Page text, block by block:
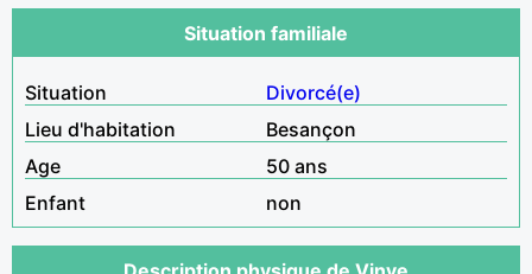
Situation familiale
Situation
Divorcé(e)
Lieu d'habitation
Besançon
Age
50 ans
Enfant
non